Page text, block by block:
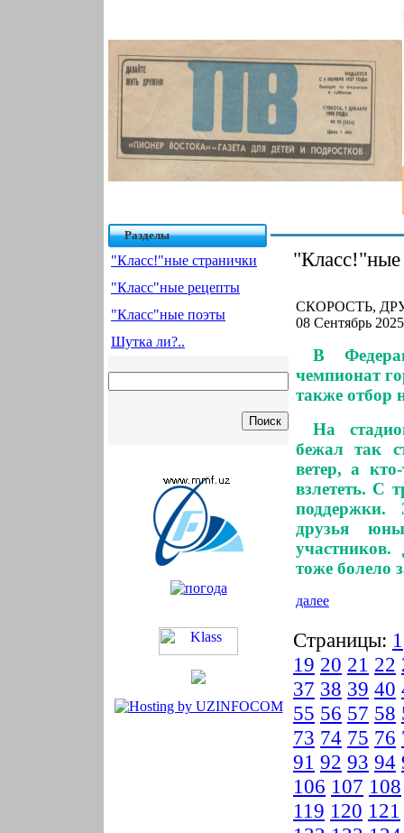
Разделы
"Класс!"ные странички
"Класс"ные рецепты
"Класс"ные поэты
Шутка ли?..
"Класс!"ные
СКОРОСТЬ,
08 Сентябрь
В
чемпионат
также отбор
На
бежал так
ветер, а
взлететь. С
поддержки.
друзья
тоже болело
далее
Страницы: 1
19 20 21 22
37 38 39 40
55 56 57 58
73 74 75 76
91 92 93 94
106 107 108
119 120 121